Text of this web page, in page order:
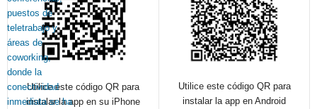
Utilice este código QR para
instalar la app en su iPhone
Utilice este código QR para
instalar la app en Android